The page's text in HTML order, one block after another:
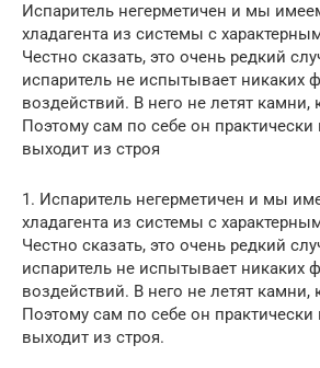
Испаритель негерметичен и мы
хладагента из системы с
Честно сказать, это очень редкий
испаритель не испытывает никаких
воздействий. В него не летят камни,
Поэтому сам по себе он практически
выходит из строя
1. Испаритель негерметичен и мы
хладагента из системы с
Честно сказать, это очень редкий
испаритель не испытывает никаких
воздействий. В него не летят камни,
Поэтому сам по себе он практически
выходит из строя.